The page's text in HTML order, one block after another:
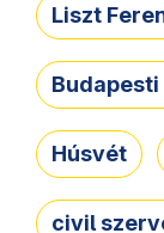
Liszt
Húsvét
civil